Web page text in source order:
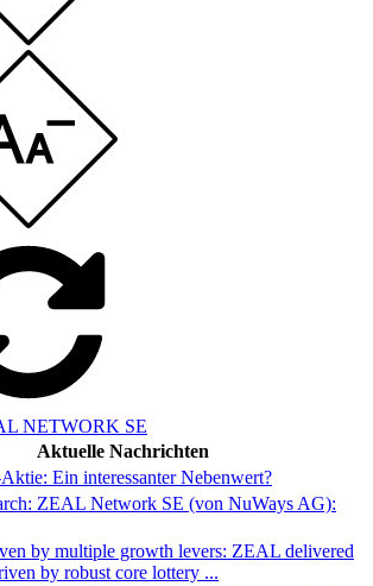
NETWORK SE
Aktuelle Nachrichten
Ein interessanter Nebenwert?
ZEAL Network SE (von NuWays AG):
by multiple growth levers: ZEAL delivered
by robust core lottery ...